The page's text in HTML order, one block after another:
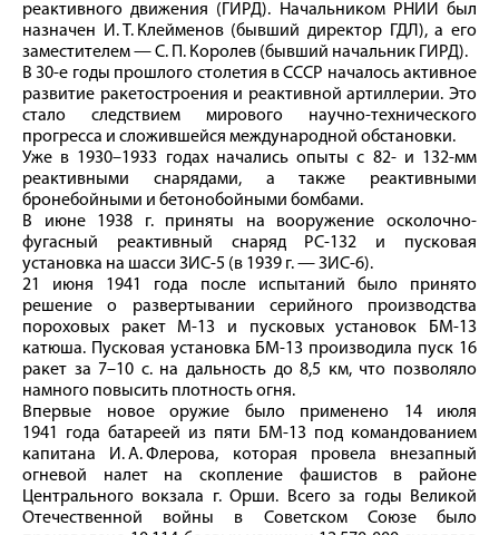
реактивного движения (ГИРД). Начальником РНИИ был
назначен И. Т. Клейменов (бывший директор ГДЛ), а его
заместителем — С. П. Королев (бывший начальник ГИРД).
В 30‑е годы прошлого столетия в СССР началось активное
развитие ракетостроения и реактивной артиллерии. Это
стало следствием мирового научно-технического
прогресса и сложившейся международной обстановки.
Уже в 1930–1933 годах начались опыты с 82- и 132‑мм
реактивными снарядами, а также реактивными
бронебойными и бетонобойными бомбами.
В июне 1938 г. приняты на вооружение осколочно-
фугасный реактивный снаряд РС‑132 и пусковая
установка на шасси ЗИС‑5 (в 1939 г. — ЗИС‑6).
21 июня 1941 года после испытаний было принято
решение о развертывании серийного производства
пороховых ракет М‑13 и пусковых установок БМ‑13
катюша. Пусковая установка БМ‑13 производила пуск 16
ракет за 7–10 с. на дальность до 8,5 км, что позволяло
намного повысить плотность огня.
Впервые новое оружие было применено 14 июля
1941 года батареей из пяти БМ‑13 под командованием
капитана И. А. Флерова, которая провела внезапный
огневой налет на скопление фашистов в районе
Центрального вокзала г. Орши. Всего за годы Великой
Отечественной войны в Советском Союзе было